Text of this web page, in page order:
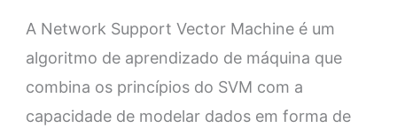
A Network Support Vector Machine é um
algoritmo de aprendizado de máquina que
combina os princípios do SVM com a
capacidade de modelar dados em forma de